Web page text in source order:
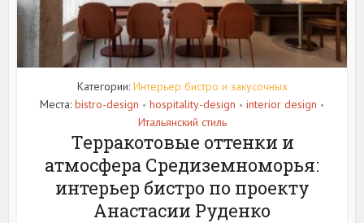
Категории: Интерьер бистро и закусочных
Места: bistro-design • hospitality-design • interior design •
Итальянский стиль
Терракотовые оттенки и
атмосфера Средиземноморья:
интерьер бистро по проекту
Анастасии Руденко